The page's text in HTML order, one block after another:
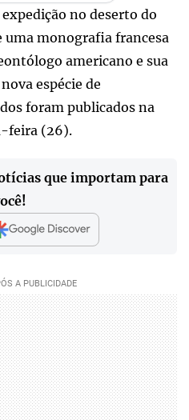
no deserto do
monografia francesa
americano e sua
espécie de
foram publicados na
feira (26).
que importam para